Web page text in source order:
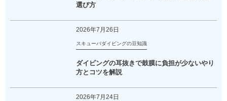
選び方
2026年7月26日
スキューバダイビングの豆知識
ダイビングの耳抜きで鼓膜に負担が少ないやり
方とコツを解説
2026年7月24日